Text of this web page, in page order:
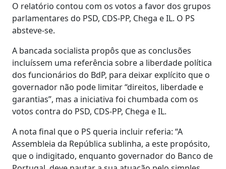
O relatório contou com os votos a favor dos grupos
parlamentares do PSD, CDS-PP, Chega e IL. O PS
absteve-se.
A bancada socialista propôs que as conclusões
incluíssem uma referência sobre a liberdade política
dos funcionários do BdP, para deixar explícito que o
governador não pode limitar “direitos, liberdade e
garantias”, mas a iniciativa foi chumbada com os
votos contra do PSD, CDS-PP, Chega e IL.
A nota final que o PS queria incluir referia: “A
Assembleia da República sublinha, a este propósito,
que o indigitado, enquanto governador do Banco de